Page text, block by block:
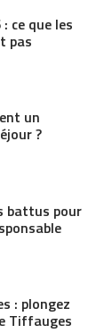
ce que les
pas
un
?
battus pour
: plongez
Tiffauges